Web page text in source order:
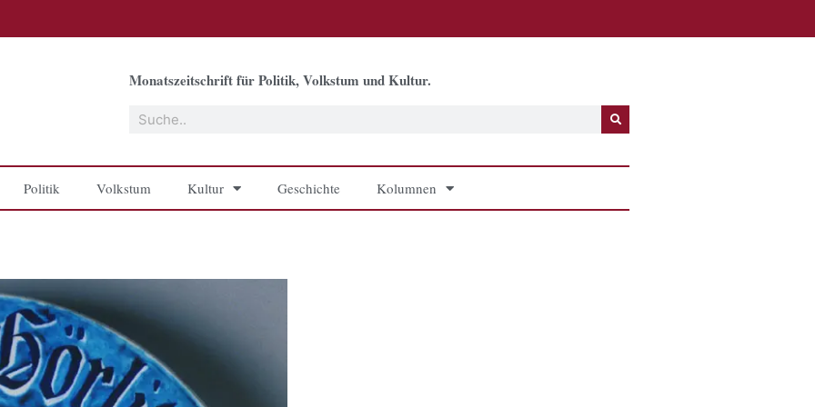
Monatszeitschrift für Politik, Volkstum und Kultur.
Suche
Politik Volkstum Kultur Geschichte Kolumnen